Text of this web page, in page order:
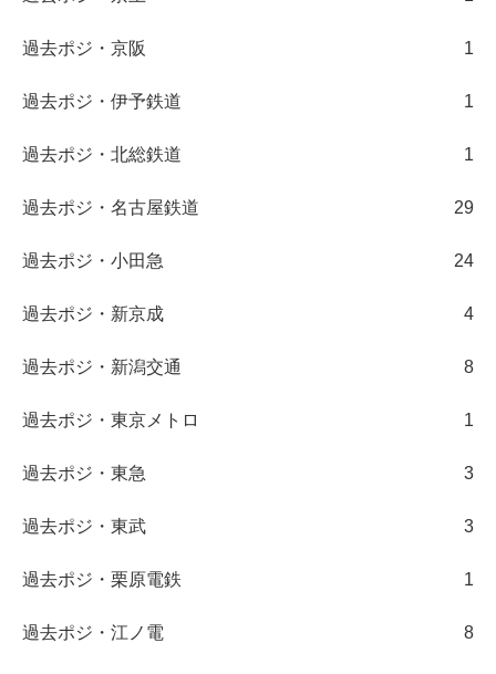
過去ポジ・京阪 1
過去ポジ・伊予鉄道 1
過去ポジ・北総鉄道 1
過去ポジ・名古屋鉄道 29
過去ポジ・小田急 24
過去ポジ・新京成 4
過去ポジ・新潟交通 8
過去ポジ・東京メトロ 1
過去ポジ・東急 3
過去ポジ・東武 3
過去ポジ・栗原電鉄 1
過去ポジ・江ノ電 8